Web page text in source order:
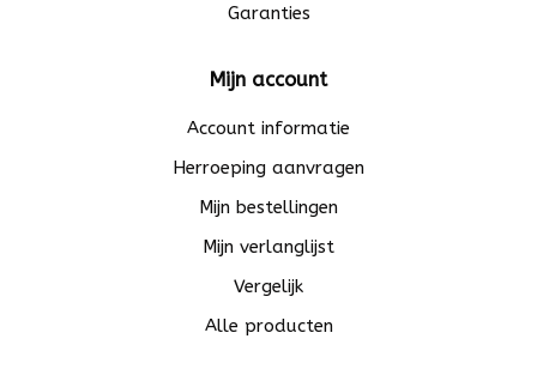
Garanties
Mijn account
Account informatie
Herroeping aanvragen
Mijn bestellingen
Mijn verlanglijst
Vergelijk
Alle producten